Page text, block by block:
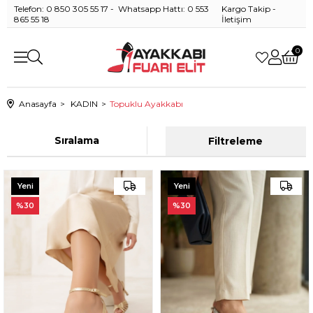
Telefon: 0 850 305 55 17 - Whatsapp Hattı: 0 553
865 55 18
Kargo Takip -
İletişim
0
Anasayfa KADIN Topuklu Ayakkabı
Filtreleme
Sıralama
Yeni
Ürün
%30
Yeni
Ürün
%30